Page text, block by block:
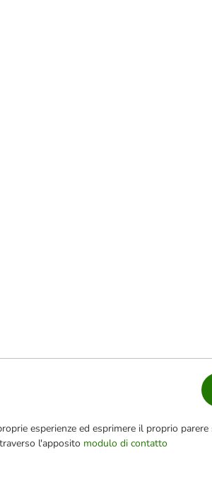
esperienze ed esprimere il proprio
l'apposito modulo di contatto